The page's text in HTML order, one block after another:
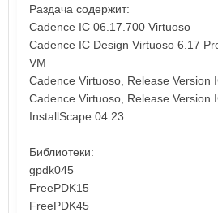
Раздача содержит:
Cadence IC 06.17.700 Virtuoso
Cadence IC Design Virtuoso 6.17
VM
Cadence Virtuoso, Release Version
Cadence Virtuoso, Release Version
InstallScape 04.23
Библиотеки:
gpdk045
FreePDK15
FreePDK45